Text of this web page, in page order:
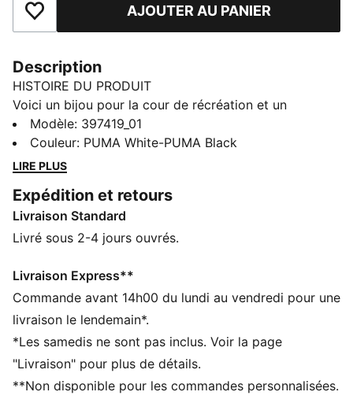
Ajouter aux favorisAJOUTER AU PANIER
Description
HISTOIRE DU PRODUIT
Voici un bijou pour la cour de récréation et un
classique de PUMA : la Rebound V6. Sa tige recyclée
et sa semelle extérieure résistent à toutes les
aventures des petits athlètes, tandis que le col
notamment le basketball.
CARACTÉRISTIQUES + AVANTAGES
La tige de ces chaussures est fabriquée à partir d’au
inférieure est fabriquée à partir d’au moins 10 % de
matériaux recyclés
DÉTAILS
Semelle intermédiaire et semelle extérieure en
caoutchouc
Tige de hauteur moyenne autour de la cheville, pour
Modèle: 397419_01
Couleur: PUMA White-PUMA Black
LIRE PLUS
Expédition et retours
Livraison Standard
Livré sous 2-4 jours ouvrés.
Livraison Express**
Commande avant 14h00 du lundi au vendredi pour une
livraison le lendemain*.
*Les samedis ne sont pas inclus. Voir la page
"Livraison" pour plus de détails.
**Non disponible pour les commandes personnalisées.